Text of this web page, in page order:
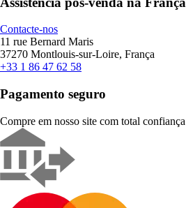
Contacte-nos
11 rue Bernard Maris
37270 Montlouis-sur-Loire, França
+33 1 86 47 62 58
Pagamento seguro
Compre em nosso site com total confiança